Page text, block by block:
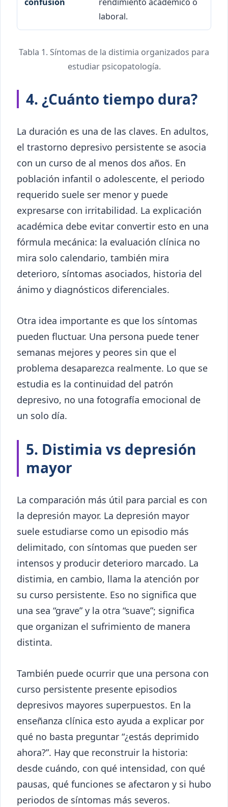
laboral.
Tabla 1. Síntomas de la distimia organizados para
estudiar psicopatología.
4. ¿Cuánto tiempo dura?
La duración es una de las claves. En adultos,
el trastorno depresivo persistente se asocia
con un curso de al menos dos años. En
población infantil o adolescente, el periodo
requerido suele ser menor y puede
expresarse con irritabilidad. La explicación
académica debe evitar convertir esto en una
fórmula mecánica: la evaluación clínica no
mira solo calendario, también mira
deterioro, síntomas asociados, historia del
ánimo y diagnósticos diferenciales.
Otra idea importante es que los síntomas
pueden fluctuar. Una persona puede tener
semanas mejores y peores sin que el
problema desaparezca realmente. Lo que se
estudia es la continuidad del patrón
depresivo, no una fotografía emocional de
un solo día.
5. Distimia vs depresión
mayor
La comparación más útil para parcial es con
la depresión mayor. La depresión mayor
suele estudiarse como un episodio más
delimitado, con síntomas que pueden ser
intensos y producir deterioro marcado. La
distimia, en cambio, llama la atención por
su curso persistente. Eso no significa que
una sea “grave” y la otra “suave”; significa
que organizan el sufrimiento de manera
distinta.
También puede ocurrir que una persona con
curso persistente presente episodios
depresivos mayores superpuestos. En la
enseñanza clínica esto ayuda a explicar por
qué no basta preguntar “¿estás deprimido
ahora?”. Hay que reconstruir la historia:
desde cuándo, con qué intensidad, con qué
pausas, qué funciones se afectaron y si hubo
periodos de síntomas más severos.